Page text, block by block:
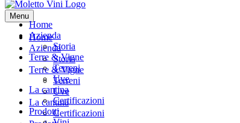
Menu
Home
Azienda
Storia
Terre & Vigne
Terreni
Uve
La cantina
Certificazioni
Home
Azienda
Storia
Terre & Vigne
Terreni
Uve
La cantina
Certificazioni
Prodotti